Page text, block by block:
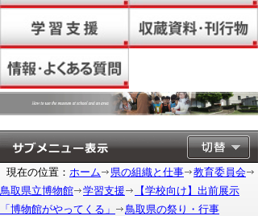
現在の位置： ホーム 県の組織と仕事
教育委員会
鳥取県立博物館
学習支援
【学校向け】出前展示
「博物館がやってくる」
鳥取県の祭り・行事